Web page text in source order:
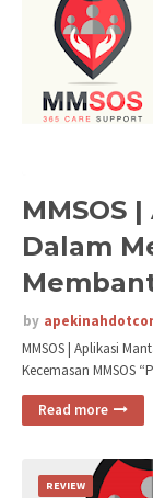
MMSOS
Dalam
by
MMSOS | Aplikasi
Kecemasan MMSOS
Read more
REVIEW